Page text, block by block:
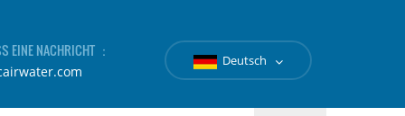
EINE NACHRICHT ：
Deutsch